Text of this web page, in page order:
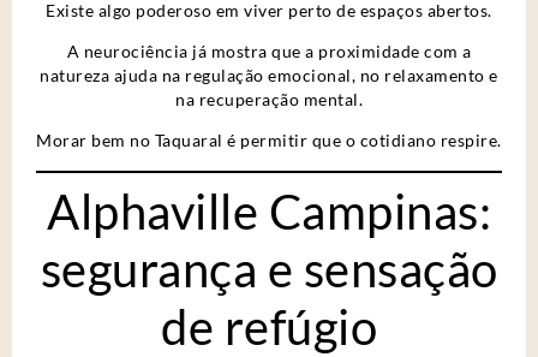
Existe algo poderoso em viver perto de espaços abertos.
A neurociência já mostra que a proximidade com a
natureza ajuda na regulação emocional, no relaxamento e
na recuperação mental.
Morar bem no Taquaral é permitir que o cotidiano respire.
Alphaville Campinas:
segurança e sensação
de refúgio